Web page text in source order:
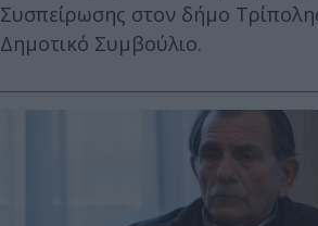
Συσπείρωσης στον δήμο
Δημοτικό Συμβούλιο.